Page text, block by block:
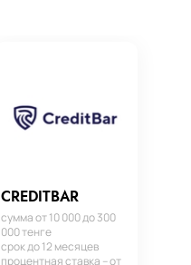
CREDITBAR
сумма от 10 000 до 300
000 тенге
срок до 12 месяцев
процентная ставка – от